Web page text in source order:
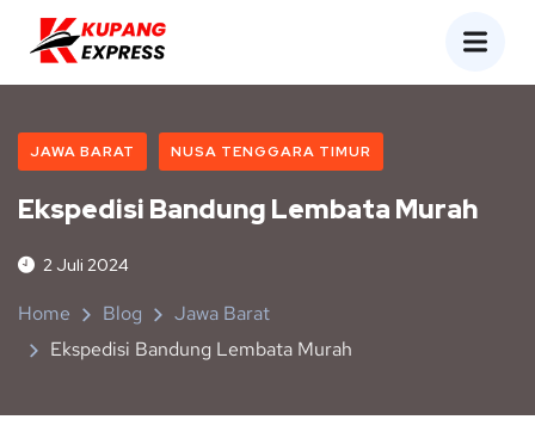
JAWA BARAT NUSA TENGGARA TIMUR
Ekspedisi Bandung Lembata Murah
2 Juli 2024
Home Blog
Jawa Barat
Ekspedisi Bandung Lembata Murah